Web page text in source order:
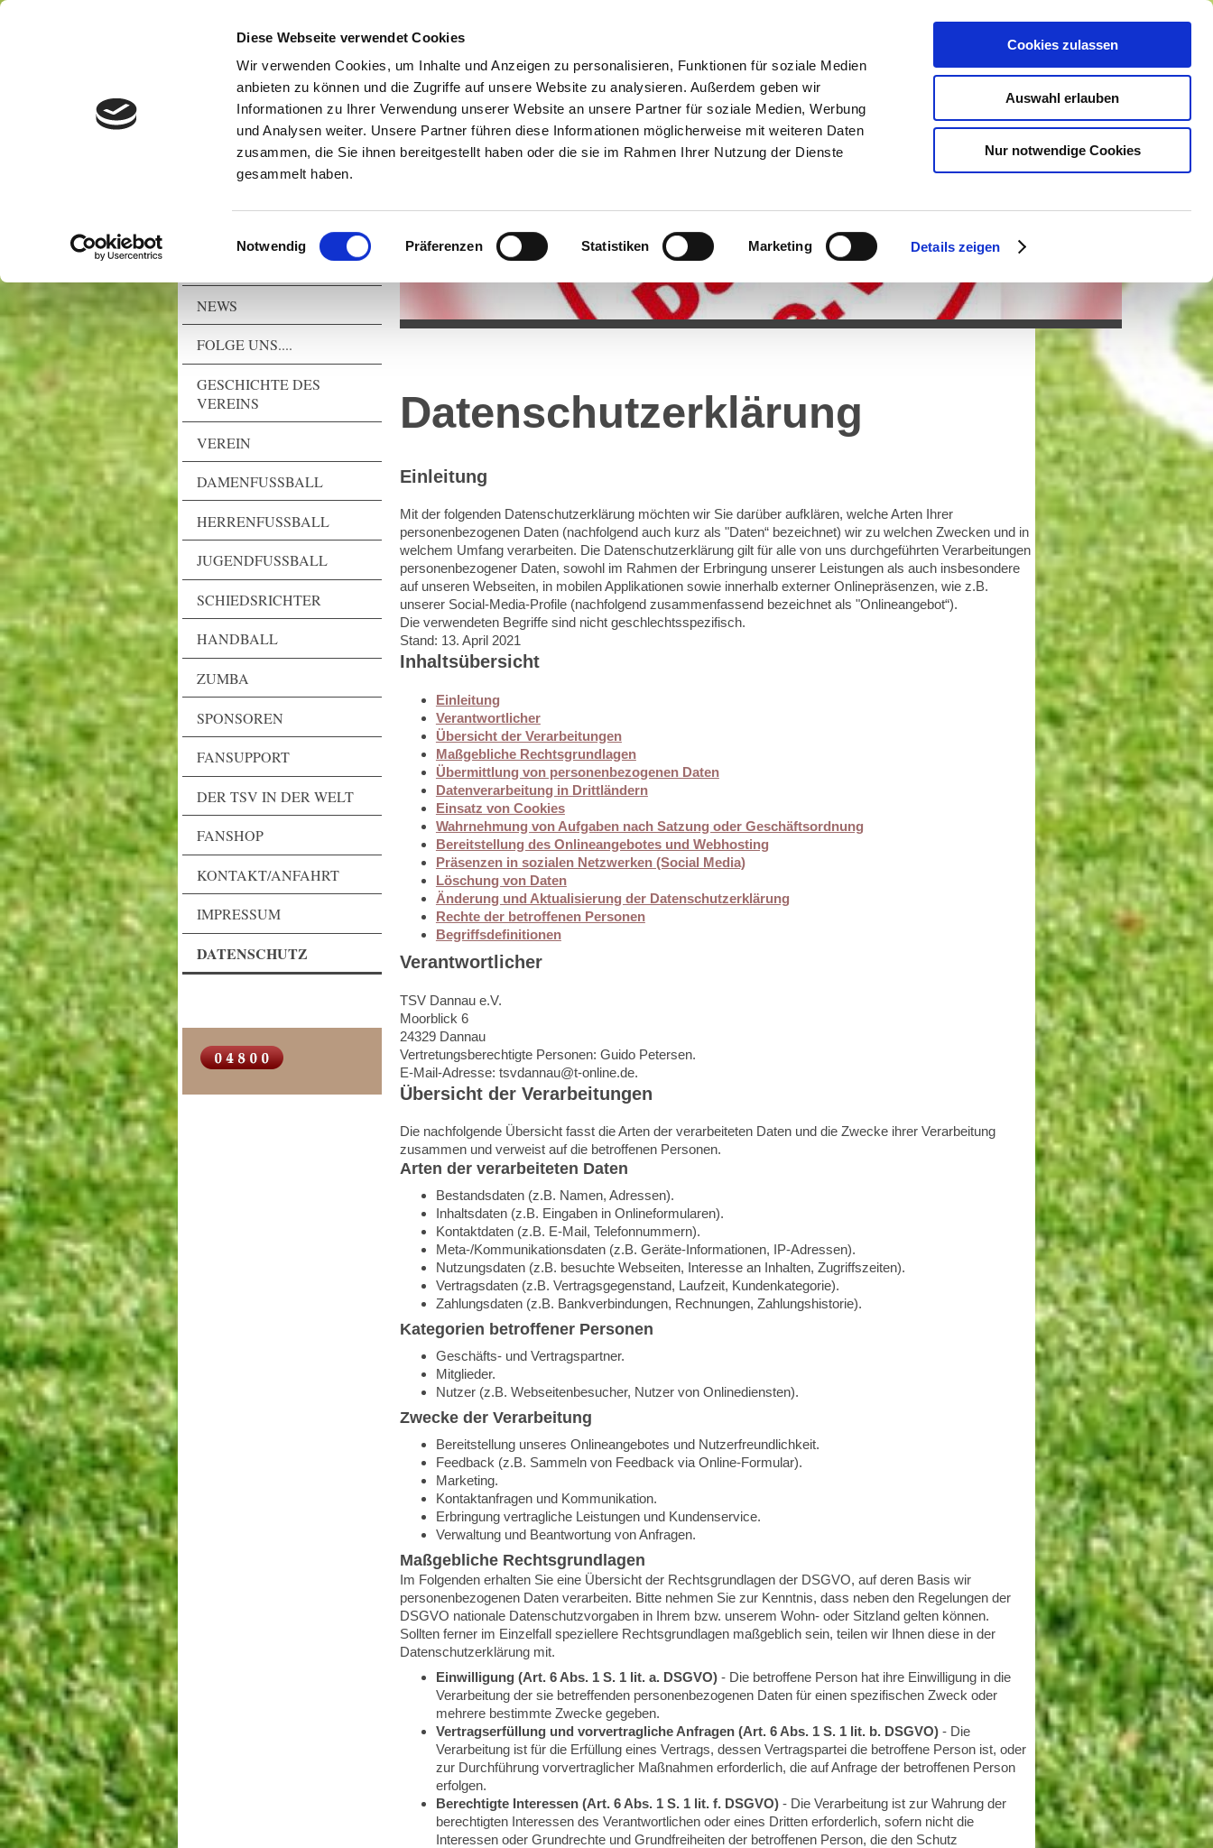
Diese Webseite verwendet Cookies
Wir verwenden Cookies, um Inhalte und Anzeigen zu personalisieren, Funktionen für soziale Medien
anbieten zu können und die Zugriffe auf unsere Website zu analysieren. Außerdem geben wir
Informationen zu Ihrer Verwendung unserer Website an unsere Partner für soziale Medien, Werbung
und Analysen weiter. Unsere Partner führen diese Informationen möglicherweise mit weiteren Daten
zusammen, die Sie ihnen bereitgestellt haben oder die sie im Rahmen Ihrer Nutzung der Dienste
gesammelt haben.
Einwilligungsauswahl
Notwendig Präferenzen Statistiken Marketing Details zeigen
Cookies zulassen
Auswahl erlauben
Nur notwendige Cookies
NEWS
FOLGE UNS....
GESCHICHTE DES
VEREINS
VEREIN
DAMENFUSSBALL
HERRENFUSSBALL
JUGENDFUSSBALL
SCHIEDSRICHTER
HANDBALL
ZUMBA
SPONSOREN
FANSUPPORT
DER TSV IN DER WELT
FANSHOP
KONTAKT/ANFAHRT
IMPRESSUM
DATENSCHUTZ
Datenschutzerklärung
Einleitung
Mit der folgenden Datenschutzerklärung möchten wir Sie darüber aufklären, welche Arten Ihrer
personenbezogenen Daten (nachfolgend auch kurz als "Daten“ bezeichnet) wir zu welchen Zwecken und in
welchem Umfang verarbeiten. Die Datenschutzerklärung gilt für alle von uns durchgeführten Verarbeitungen
personenbezogener Daten, sowohl im Rahmen der Erbringung unserer Leistungen als auch insbesondere
auf unseren Webseiten, in mobilen Applikationen sowie innerhalb externer Onlinepräsenzen, wie z.B.
unserer Social-Media-Profile (nachfolgend zusammenfassend bezeichnet als "Onlineangebot“).
Die verwendeten Begriffe sind nicht geschlechtsspezifisch.
Stand: 13. April 2021
Inhaltsübersicht
Einleitung
Verantwortlicher
Übersicht der Verarbeitungen
Maßgebliche Rechtsgrundlagen
Übermittlung von personenbezogenen Daten
Datenverarbeitung in Drittländern
Einsatz von Cookies
Wahrnehmung von Aufgaben nach Satzung oder Geschäftsordnung
Bereitstellung des Onlineangebotes und Webhosting
Präsenzen in sozialen Netzwerken (Social Media)
Löschung von Daten
Änderung und Aktualisierung der Datenschutzerklärung
Rechte der betroffenen Personen
Begriffsdefinitionen
Verantwortlicher
TSV Dannau e.V.
Moorblick 6
24329 Dannau
Vertretungsberechtigte Personen: Guido Petersen.
E-Mail-Adresse: tsvdannau@t-online.de.
Übersicht der Verarbeitungen
Die nachfolgende Übersicht fasst die Arten der verarbeiteten Daten und die Zwecke ihrer Verarbeitung
zusammen und verweist auf die betroffenen Personen.
Arten der verarbeiteten Daten
Bestandsdaten (z.B. Namen, Adressen).
Inhaltsdaten (z.B. Eingaben in Onlineformularen).
Kontaktdaten (z.B. E-Mail, Telefonnummern).
Meta-/Kommunikationsdaten (z.B. Geräte-Informationen, IP-Adressen).
Nutzungsdaten (z.B. besuchte Webseiten, Interesse an Inhalten, Zugriffszeiten).
Vertragsdaten (z.B. Vertragsgegenstand, Laufzeit, Kundenkategorie).
Zahlungsdaten (z.B. Bankverbindungen, Rechnungen, Zahlungshistorie).
Kategorien betroffener Personen
Geschäfts- und Vertragspartner.
Mitglieder.
Nutzer (z.B. Webseitenbesucher, Nutzer von Onlinediensten).
Zwecke der Verarbeitung
Bereitstellung unseres Onlineangebotes und Nutzerfreundlichkeit.
Feedback (z.B. Sammeln von Feedback via Online-Formular).
Marketing.
Kontaktanfragen und Kommunikation.
Erbringung vertragliche Leistungen und Kundenservice.
Verwaltung und Beantwortung von Anfragen.
Maßgebliche Rechtsgrundlagen
Im Folgenden erhalten Sie eine Übersicht der Rechtsgrundlagen der DSGVO, auf deren Basis wir
personenbezogenen Daten verarbeiten. Bitte nehmen Sie zur Kenntnis, dass neben den Regelungen der
DSGVO nationale Datenschutzvorgaben in Ihrem bzw. unserem Wohn- oder Sitzland gelten können.
Sollten ferner im Einzelfall speziellere Rechtsgrundlagen maßgeblich sein, teilen wir Ihnen diese in der
Datenschutzerklärung mit.
Einwilligung (Art. 6 Abs. 1 S. 1 lit. a. DSGVO)- Die betroffene Person hat ihre Einwilligung in die
Verarbeitung der sie betreffenden personenbezogenen Daten für einen spezifischen Zweck oder
mehrere bestimmte Zwecke gegeben.
Vertragserfüllung und vorvertragliche Anfragen (Art. 6 Abs. 1 S. 1 lit. b. DSGVO)- Die
Verarbeitung ist für die Erfüllung eines Vertrags, dessen Vertragspartei die betroffene Person ist, oder
zur Durchführung vorvertraglicher Maßnahmen erforderlich, die auf Anfrage der betroffenen Person
erfolgen.
Berechtigte Interessen (Art. 6 Abs. 1 S. 1 lit. f. DSGVO)- Die Verarbeitung ist zur Wahrung der
berechtigten Interessen des Verantwortlichen oder eines Dritten erforderlich, sofern nicht die
Interessen oder Grundrechte und Grundfreiheiten der betroffenen Person, die den Schutz